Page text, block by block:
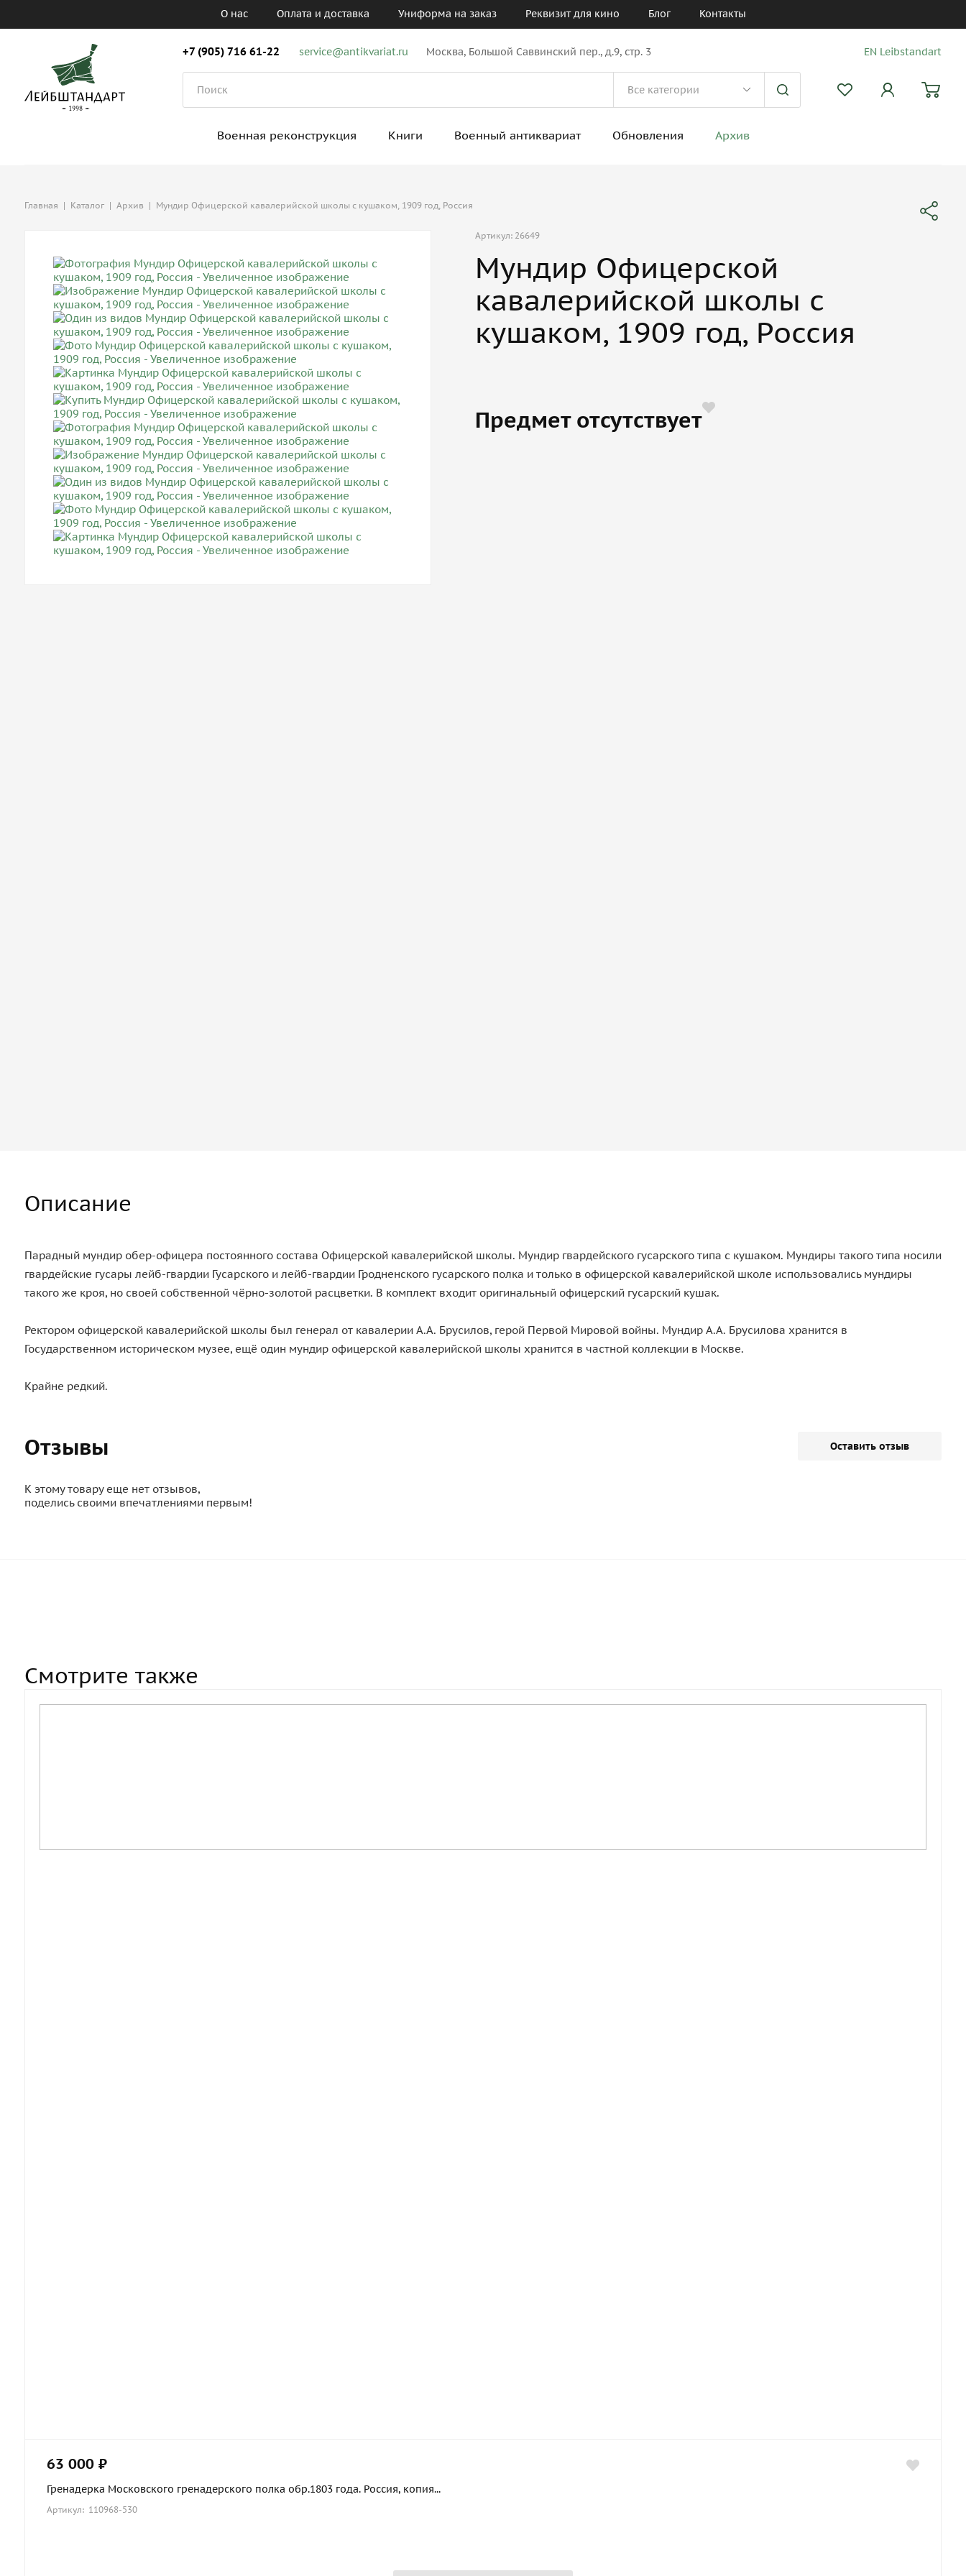
О нас Оплата и доставка Униформа на заказ Реквизит для кино Блог Контакты
+7 (905) 716 61-22 service@antikvariat.ru Москва, Большой Саввинский пер., д.9, стр. 3 EN Leibstandart
Военная реконструкция Книги Военный антиквариат Обновления Архив
Главная | Каталог | Архив | Мундир Офицерской кавалерийской школы с кушаком, 1909 год, Россия
Артикул: 26649
Мундир Офицерской
кавалерийской школы с
кушаком, 1909 год, Россия
Предмет отсутствует
Описание
Парадный мундир обер-офицера постоянного состава Офицерской кавалерийской школы. Мундир гвардейского гусарского типа с кушаком. Мундиры такого типа носили
гвардейские гусары лейб-гвардии Гусарского и лейб-гвардии Гродненского гусарского полка и только в офицерской кавалерийской школе использовались мундиры
такого же кроя, но своей собственной чёрно-золотой расцветки. В комплект входит оригинальный офицерский гусарский кушак.
Ректором офицерской кавалерийской школы был генерал от кавалерии А.А. Брусилов, герой Первой Мировой войны. Мундир А.А. Брусилова хранится в
Государственном историческом музее, ещё один мундир офицерской кавалерийской школы хранится в частной коллекции в Москве.
Крайне редкий.
Отзывы Оставить отзыв
К этому товару еще нет отзывов,
поделись своими впечатлениями первым!
Смотрите также
63 000 ₽
Гренадерка Московского гренадерского полка обр.1803 года. Россия, копия...
Артикул: 110968-530